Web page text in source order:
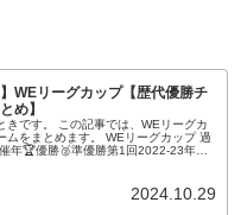
】WEリーグカップ【歴代優勝チ
め】
きです。 この記事では、WEリーグカ
ムをまとめます。 WEリーグカップ 過
年🏆優勝🥈準優勝第1回2022-23年三
2024.10.29